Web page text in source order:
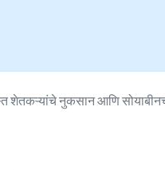
शेतकऱ्यांचे नुकसान आणि